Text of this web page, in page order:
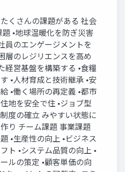
くさんの課題がある 社会
•地球温暖化を防ぎ災害
員のエンゲージメントを
層のレジリエンスを高め
経営基盤を構築する •食糧
•人材育成と技術継承 •安
•働く場所の再定義 •都市
地を安全で住 •ジョブ型
度の確立 みやすい状態に
り チーム課題 事業課題
•生産性の向上 •ビジネス
ト •システム品質の向上 •
ルの策定 •顧客単価の向